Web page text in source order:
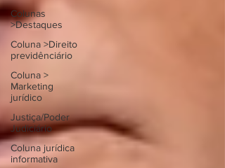
Colunas
>Destaques
Coluna >Direito
previdênciário
Coluna >
Marketing
jurídico
Justiça/Poder
Judiciário
Coluna jurídica
informativa